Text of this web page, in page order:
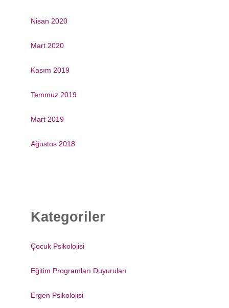
Nisan 2020
Mart 2020
Kasım 2019
Temmuz 2019
Mart 2019
Ağustos 2018
Kategoriler
Çocuk Psikolojisi
Eğitim Programları Duyuruları
Ergen Psikolojisi